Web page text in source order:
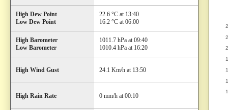
High Dew Point
Low Dew Point
22.6 °C at 13:40
16.2 °C at 06:00
High Barometer
Low Barometer
1011.7 hPa at 09:40
1010.4 hPa at 16:20
High Wind Gust 24.1 Km/h at 13:50
High Rain Rate 0 mm/h at 00:10